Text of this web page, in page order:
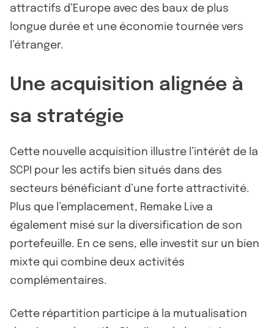
attractifs d’Europe avec des baux de plus
longue durée et une économie tournée vers
l’étranger.
Une acquisition alignée à
sa stratégie
Cette nouvelle acquisition illustre l’intérêt de la
SCPI pour les actifs bien situés dans des
secteurs bénéficiant d’une forte attractivité.
Plus que l’emplacement, Remake Live a
également misé sur la diversification de son
portefeuille. En ce sens, elle investit sur un bien
mixte qui combine deux activités
complémentaires.
Cette répartition participe à la mutualisation